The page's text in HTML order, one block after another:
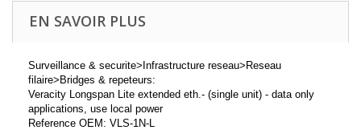
EN SAVOIR PLUS
Surveillance & securite>Infrastructure reseau>Reseau
filaire>Bridges & repeteurs:
Veracity Longspan Lite extended eth.- (single unit) - data only
applications, use local power
Reference OEM: VLS-1N-L